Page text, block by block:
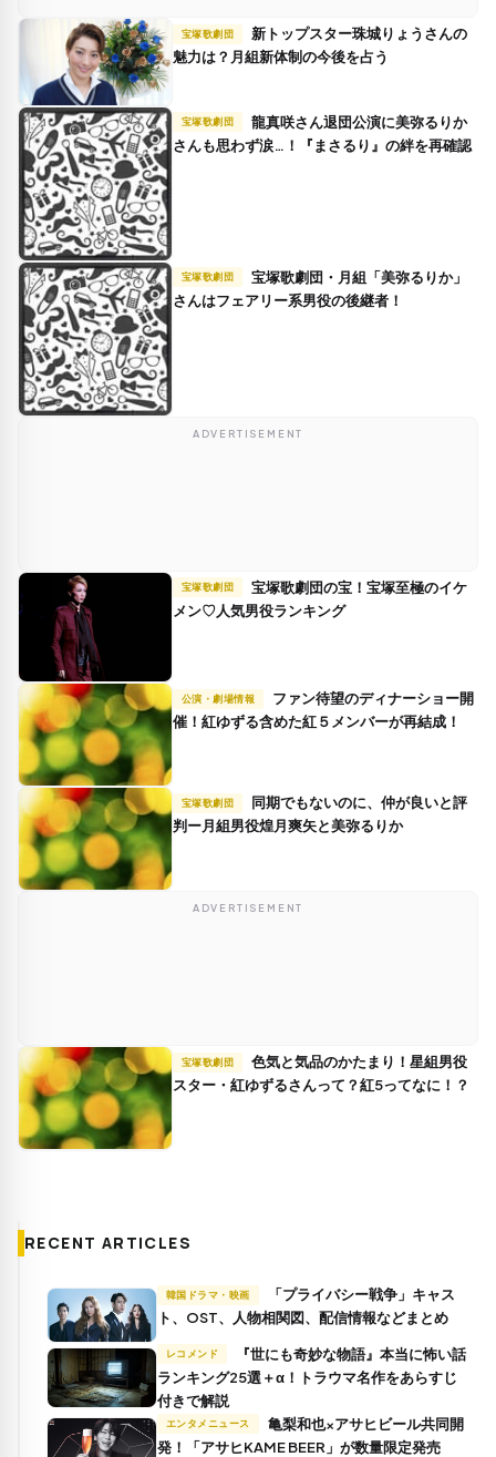
宝塚歌劇団
新トップスター珠城りょうさんの
魅力は？月組新体制の今後を占う
宝塚歌劇団
龍真咲さん退団公演に美弥るりか
さんも思わず涙…！『まさるり』の絆を再確認
宝塚歌劇団
宝塚歌劇団・月組「美弥るりか」
さんはフェアリー系男役の後継者！
ADVERTISEMENT
宝塚歌劇団
宝塚歌劇団の宝！宝塚至極のイケ
メン♡人気男役ランキング
公演・劇場情報
催！紅ゆずる含めた紅５メンバーが再結成！
宝塚歌劇団
判ー月組男役煌月爽矢と美弥るりか
ADVERTISEMENT
宝塚歌劇団
色気と気品のかたまり！星組男役
スター・紅ゆずるさんって？紅5ってなに！？
RECENT ARTICLES
韓国ドラマ・映画
ト、OST、人物相関図、配信情報などまとめ
レコメンド
ランキング25選＋α！トラウマ名作をあらすじ
付きで解説
エンタメニュース
発！「アサヒKAME BEER」が数量限定発売